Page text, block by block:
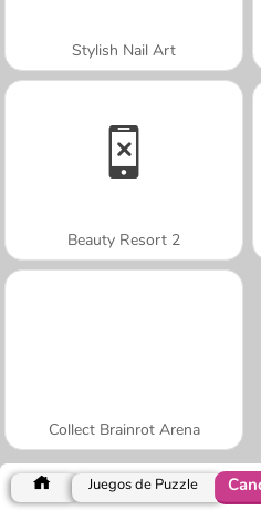
Stylish Nail Art
Beauty Resort 2
Collect Brainrot Arena
Juegos de Puzzle